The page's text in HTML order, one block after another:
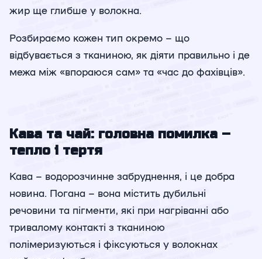
жир ще глибше у волокна.
Розбираємо кожен тип окремо – що
відбувається з тканиною, як діяти правильно і де
межа між «впораюся сам» та «час до фахівців».
Кава та чай: головна помилка –
тепло і тертя
Кава – водорозчинне забруднення, і це добра
новина. Погана – вона містить дубильні
речовини та пігменти, які при нагріванні або
тривалому контакті з тканиною
полімеризуються і фіксуються у волокнах